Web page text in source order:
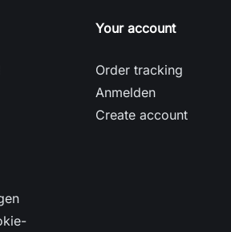
Your account
Order tracking
Anmelden
Create account